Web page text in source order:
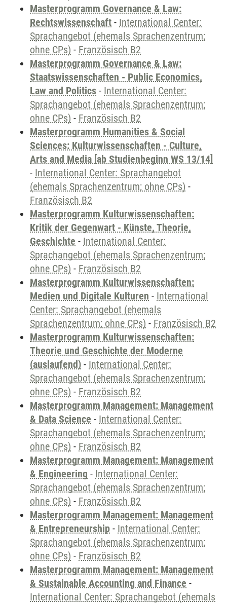
Masterprogramm Governance & Law:
Rechtswissenschaft - International Center:
Sprachangebot (ehemals Sprachenzentrum;
ohne CPs) - Französisch B2
Masterprogramm Governance & Law:
Staatswissenschaften - Public Economics,
Law and Politics - International Center:
Sprachangebot (ehemals Sprachenzentrum;
ohne CPs) - Französisch B2
Masterprogramm Humanities & Social
Sciences: Kulturwissenschaften - Culture,
Arts and Media [ab Studienbeginn WS 13/14]
- International Center: Sprachangebot
(ehemals Sprachenzentrum; ohne CPs) -
Französisch B2
Masterprogramm Kulturwissenschaften:
Kritik der Gegenwart - Künste, Theorie,
Geschichte - International Center:
Sprachangebot (ehemals Sprachenzentrum;
ohne CPs) - Französisch B2
Masterprogramm Kulturwissenschaften:
Medien und Digitale Kulturen - International
Center: Sprachangebot (ehemals
Sprachenzentrum; ohne CPs) - Französisch B2
Masterprogramm Kulturwissenschaften:
Theorie und Geschichte der Moderne
(auslaufend) - International Center:
Sprachangebot (ehemals Sprachenzentrum;
ohne CPs) - Französisch B2
Masterprogramm Management: Management
& Data Science - International Center:
Sprachangebot (ehemals Sprachenzentrum;
ohne CPs) - Französisch B2
Masterprogramm Management: Management
& Engineering - International Center:
Sprachangebot (ehemals Sprachenzentrum;
ohne CPs) - Französisch B2
Masterprogramm Management: Management
& Entrepreneurship - International Center:
Sprachangebot (ehemals Sprachenzentrum;
ohne CPs) - Französisch B2
Masterprogramm Management: Management
& Sustainable Accounting and Finance -
International Center: Sprachangebot (ehemals